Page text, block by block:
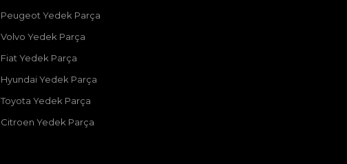
Peugeot Yedek Parça
Volvo Yedek Parça
Fiat Yedek Parça
Hyundai Yedek Parça
Toyota Yedek Parça
Citroen Yedek Parça